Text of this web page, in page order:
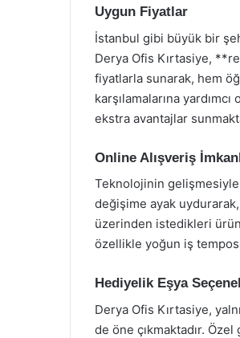
Uygun Fiyatlar
İstanbul gibi büyük bir
Derya Ofis Kırtasiye,
fiyatlarla sunarak, hem
karşılamalarına
ekstra avantajlar
Online Alışveriş
Teknolojinin gelişmesiyle
değişime ayak
üzerinden istedikleri
özellikle yoğun iş
Hediyelik Eşya
Derya Ofis Kırtasiye,
de öne çıkmaktadır.